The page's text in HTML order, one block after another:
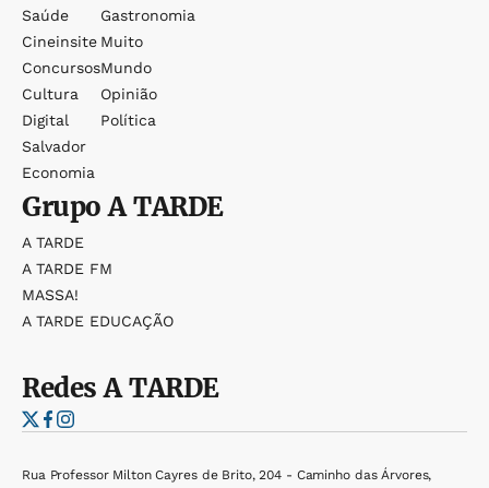
Saúde
Cineinsite
Concursos
Cultura
Digital
Salvador
Economia
Gastronomia
Muito
Mundo
Opinião
Política
GrupoA TARDE
A TARDE
A TARDE FM
MASSA!
A TARDE EDUCAÇÃO
RedesA TARDE
Rua Professor Milton Cayres de Brito, 204 - Caminho das Árvores,